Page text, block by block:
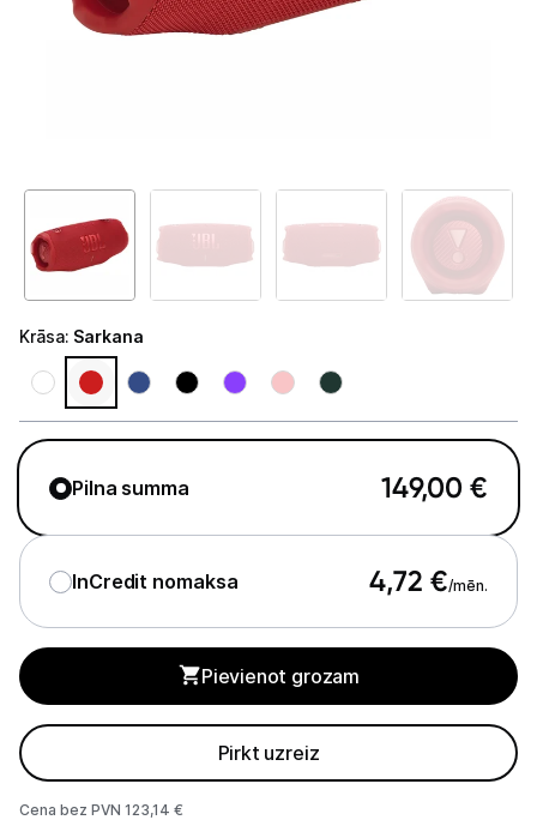
Soundbars
Akustiskās sistēmas
Skaļruņi
Bezvadu skaļruņi
Vinila plašu atskaņotāji
Studijas skaņas aprīkojums
Portatīvie datori un piederumi
Audio
Krāsa: Sarkana
Pilna summa 149,00 €
InCredit nomaksa 4,72 €/mēn.
Pievienot grozam
Pirkt uzreiz
Cena bez PVN 123,14 €